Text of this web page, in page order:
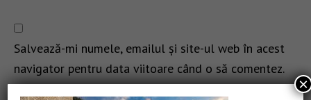
Salvează-mi numele, emailul și site-ul web în acest
navigator pentru data viitoare când o să comentez.
×